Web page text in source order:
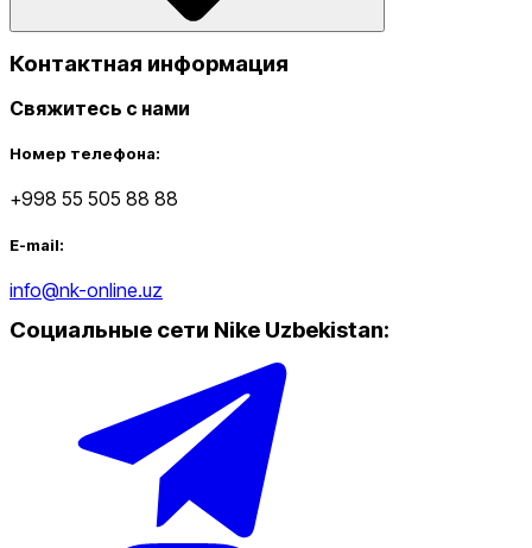
Контактная информация
Свяжитесь с нами
Номер телефона:
+998 55 505 88 88
E-mail:
info@nk-online.uz
Социальные сети Nike Uzbekistan: